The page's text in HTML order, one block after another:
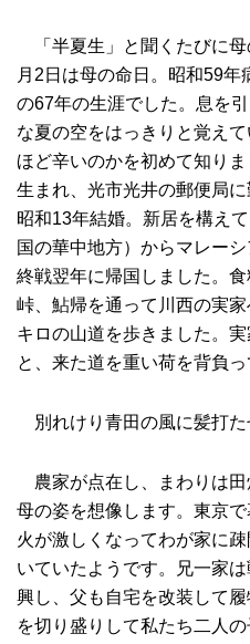
「半夏生」と聞くたびに
月2日は母の命日。昭和59年
の67年の生涯でした。息を
な夏の空をはっきりと覚え
ほど辛いのかを初めて知り
生まれ、光市光井の郵便局
昭和13年結婚。新居を構え
国の華中地方）からマレー
終戦翌年に帰国しました。
峠、鮎帰を通って川西の実
キロの山道を歩きました。
と、来た道を重い荷を背負っ
別れけり青田の風に髪打
農家が点在し、まわりは
母の姿を想像します。東京
火が激しくなってわが家に
いていたようです。兄一家
興し、父も自宅を改装して
を切り盛りして私たち二人